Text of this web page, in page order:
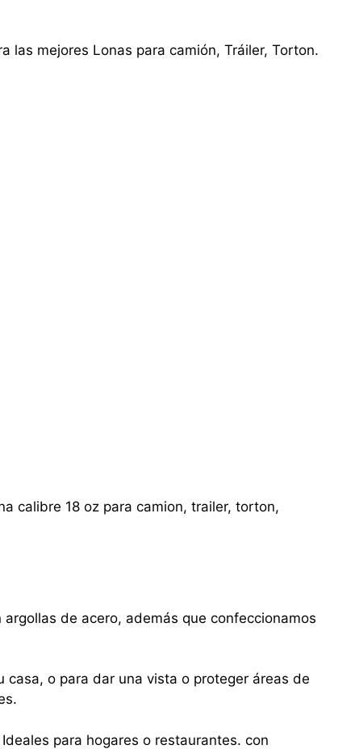
las mejores Lonas para camión, Tráiler, Torton.
calibre 18 oz para camion, trailer, torton,
de acero, además que confeccionamos
o para dar una vista o proteger áreas de
para hogares o restaurantes. con